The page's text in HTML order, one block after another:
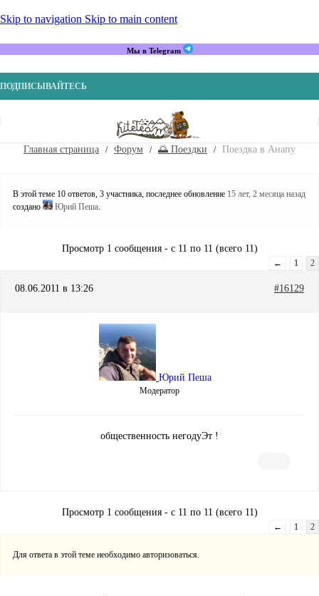
Skip to navigation Skip to main content
Мы в Telegram
ПОДПИСЫВАЙТЕСЬ
Главная страница Форум 🌅 Поездки Поездка в Анапу
В этой теме 10 ответов, 3 участника, последнее обновление 15 лет, 2 месяца назад
создано
Юрий Пеша.
Просмотр 1 сообщения - с 11 по 11 (всего 11)
← 1 2
08.06.2011 в 13:26 #16129
Юрий Пеша
Модератор
общественность негодуЭт !
Просмотр 1 сообщения - с 11 по 11 (всего 11)
← 1 2
Для ответа в этой теме необходимо авторизоваться.